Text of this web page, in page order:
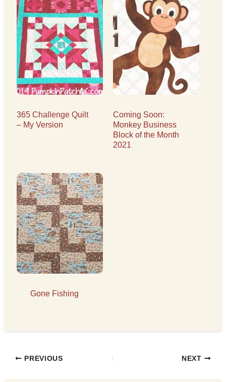
365 Challenge Quilt
– My Version
Coming Soon:
Monkey Business
Block of the Month
2021
Gone Fishing
PREVIOUS NEXT